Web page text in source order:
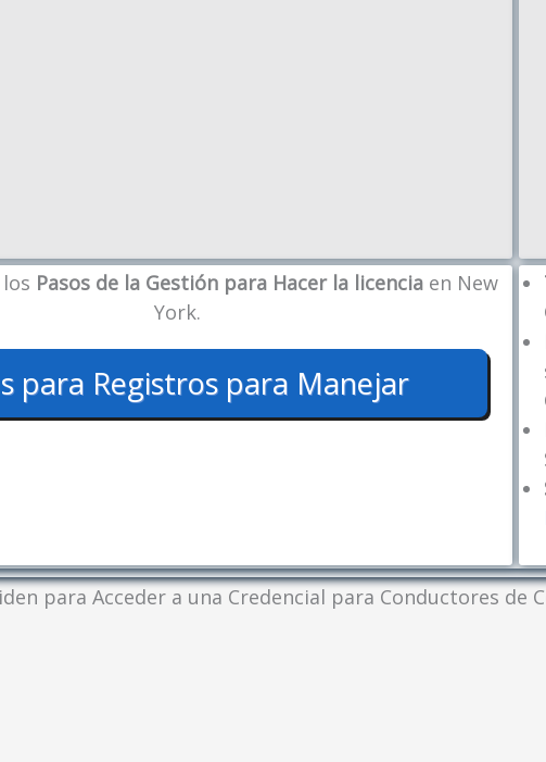
Pasos de la Gestión para Hacer la licencia en New
York.
para Registros para Manejar
para Acceder a una Credencial para Conductores de